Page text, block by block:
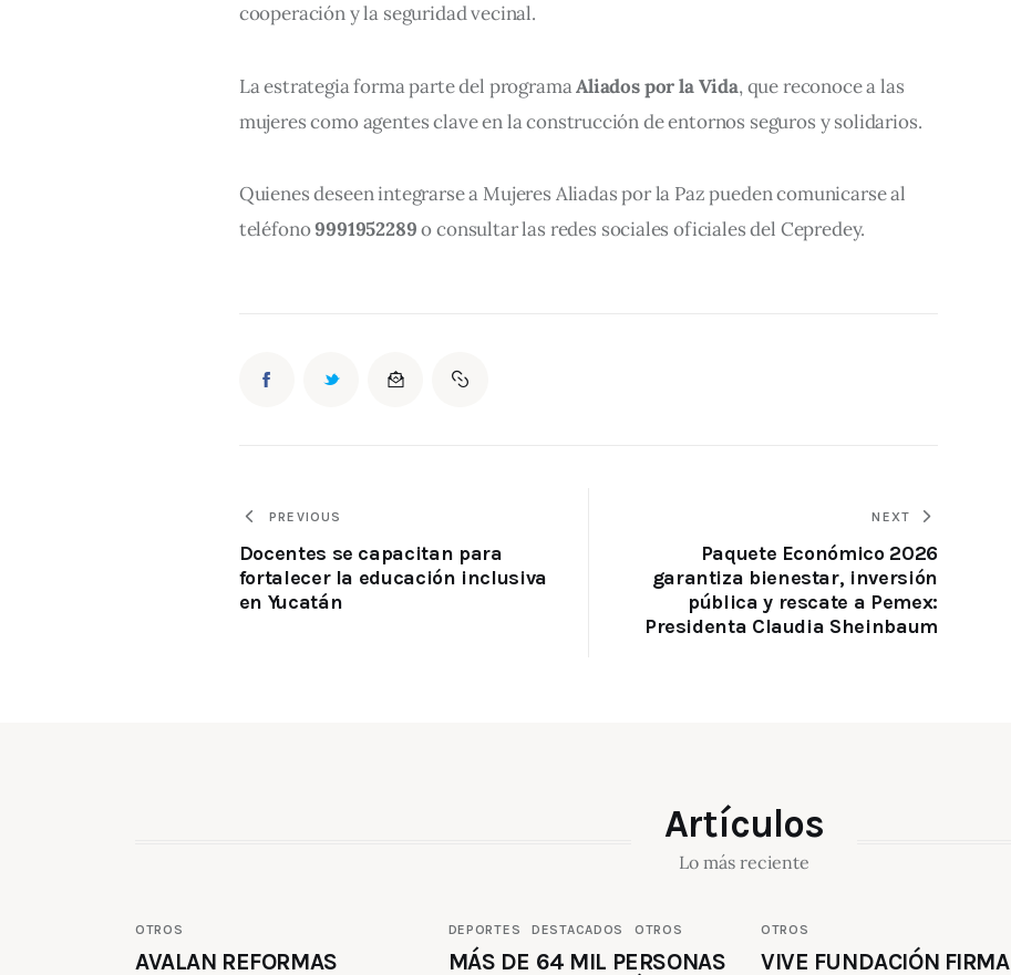
cooperación y la seguridad vecinal.
La estrategia forma parte del programa Aliados por la Vida, que reconoce a las
mujeres como agentes clave en la construcción de entornos seguros y solidarios.
Quienes deseen integrarse a Mujeres Aliadas por la Paz pueden comunicarse al
teléfono 9991952289 o consultar las redes sociales oficiales del Cepredey.
PREVIOUS
Docentes se capacitan para
fortalecer la educación inclusiva
en Yucatán
NEXT
Paquete Económico 2026
garantiza bienestar, inversión
pública y rescate a Pemex:
Presidenta Claudia Sheinbaum
Artículos
Lo más reciente
OTROS
AVALAN REFORMAS
DEPORTES DESTACADOS OTROS
MÁS DE 64 MIL PERSONAS
OTROS
VIVE FUNDACIÓN FIRMA